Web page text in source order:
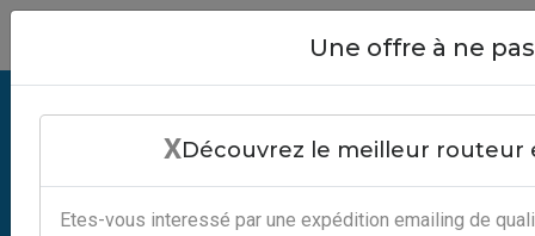
Page Jaune Suisse Entreprise -
Logiciel Automation Marketing
Serveur-Emailing
Close
Une offre à ne
XDécouvrez le meilleur routeur
Etes-vous interessé par une expédition emailing de